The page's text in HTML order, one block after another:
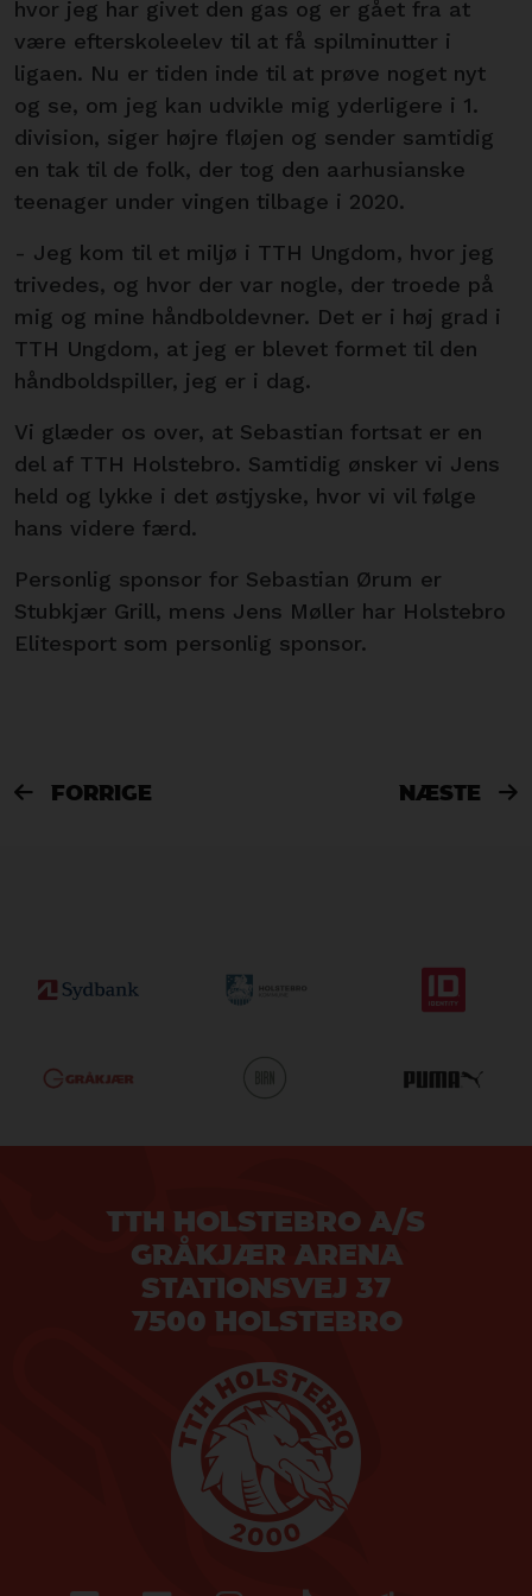
hvor jeg har givet den gas og er gået fra at
være efterskoleelev til at få spilminutter i
ligaen. Nu er tiden inde til at prøve noget nyt
og se, om jeg kan udvikle mig yderligere i 1.
division, siger højre fløjen og sender samtidig
en tak til de folk, der tog den aarhusianske
teenager under vingen tilbage i 2020.
- Jeg kom til et miljø i TTH Ungdom, hvor jeg
trivedes, og hvor der var nogle, der troede på
mig og mine håndboldevner. Det er i høj grad i
TTH Ungdom, at jeg er blevet formet til den
håndboldspiller, jeg er i dag.
Vi glæder os over, at Sebastian fortsat er en
del af TTH Holstebro. Samtidig ønsker vi Jens
held og lykke i det østjyske, hvor vi vil følge
hans videre færd.
Personlig sponsor for Sebastian Ørum er
Stubkjær Grill, mens Jens Møller har Holstebro
Elitesport som personlig sponsor.
 FORRIGE NÆSTE 
TTH HOLSTEBRO A/S
GRÅKJÆR ARENA
STATIONSVEJ 37
7500 HOLSTEBRO